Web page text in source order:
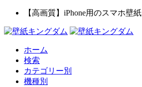
【高画質】iPhone用のスマホ壁紙
ホーム
検索
カテゴリー別
機種別